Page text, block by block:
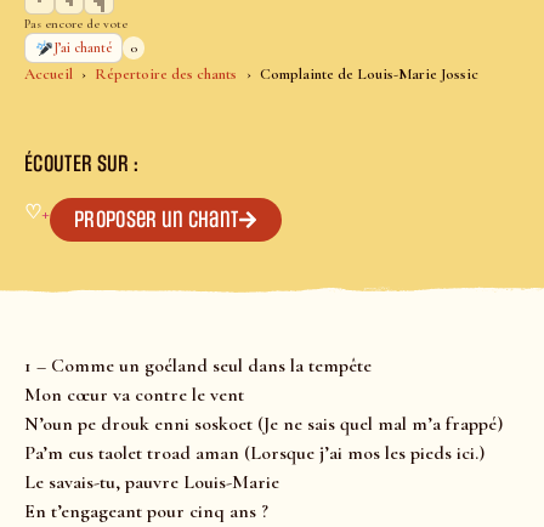
Accueil Répertoire des chants Complainte de Louis-Marie Jossic
Pas encore de vote
J’ai chanté
0
ÉCOUTER SUR :
♡+ Proposer un chant
1 – Comme un goéland seul dans la tempête
Mon cœur va contre le vent
N’oun pe drouk enni soskoet (Je ne sais quel mal m’a frappé)
Pa’m eus taolet troad aman (Lorsque j’ai mos les pieds ici.)
Le savais-tu, pauvre Louis-Marie
En t’engageant pour cinq ans ?